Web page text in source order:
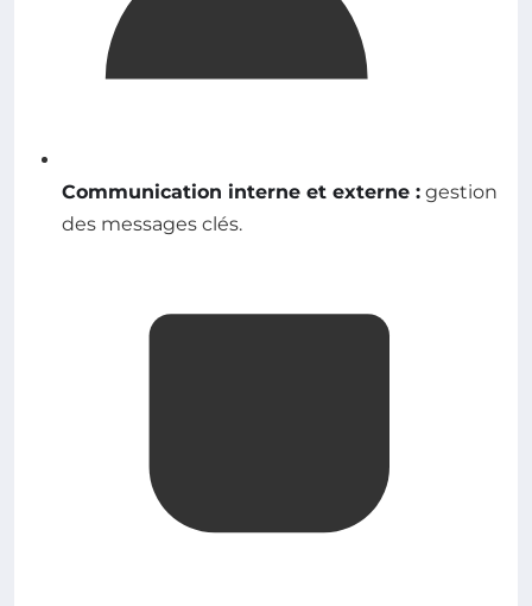
Communication interne et externe : gestion
des messages clés.